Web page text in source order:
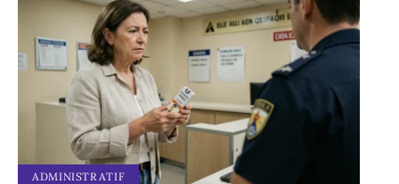
ADMINISTRATIF